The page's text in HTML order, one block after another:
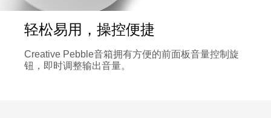
轻松易用，操控便捷
Creative Pebble音箱拥有方便的前面板音量控制旋
钮，即时调整输出音量。